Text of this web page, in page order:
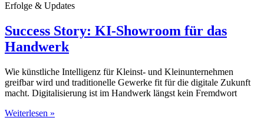
Erfolge & Updates
Success Story: KI-Showroom für das
Handwerk
Wie künstliche Intelligenz für Kleinst- und Kleinunternehmen
greifbar wird und traditionelle Gewerke fit für die digitale Zukunft
macht. Digitalisierung ist im Handwerk längst kein Fremdwort
Weiterlesen »